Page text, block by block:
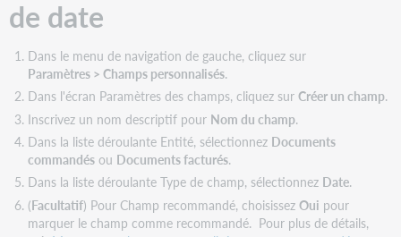
de date
Dans le menu de navigation de gauche, cliquez sur
Paramètres > Champs personnalisés.
Dans l'écran Paramètres des champs, cliquez sur Créer un champ.
Inscrivez un nom descriptif pour Nom du champ.
Dans la liste déroulante Entité, sélectionnez Documents
commandésou Documents facturés.
Dans la liste déroulante Type de champ, sélectionnez Date.
(Facultatif) Pour Champ recommandé, choisissez Oui pour
marquer le champ comme recommandé. Pour plus de détails,